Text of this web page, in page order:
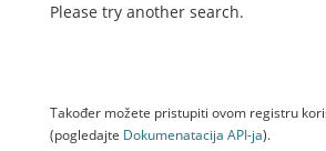
Please try another search.
Također možete pristupiti ovom registru
(pogledajte Dokumenаtаcijа API-jа).